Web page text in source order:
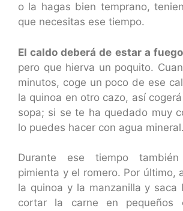
o la hagas bien temprano,
que necesitas ese tiempo.
El caldo deberá de estar a
pero que hierva un poquito.
minutos, coge un poco de ese
la quinoa en otro cazo, así
sopa; si se te ha quedado muy
lo puedes hacer con agua mineral.
Durante ese tiempo
pimienta y el romero. Por último,
la quinoa y la manzanilla y saca
cortar la carne en pequeños